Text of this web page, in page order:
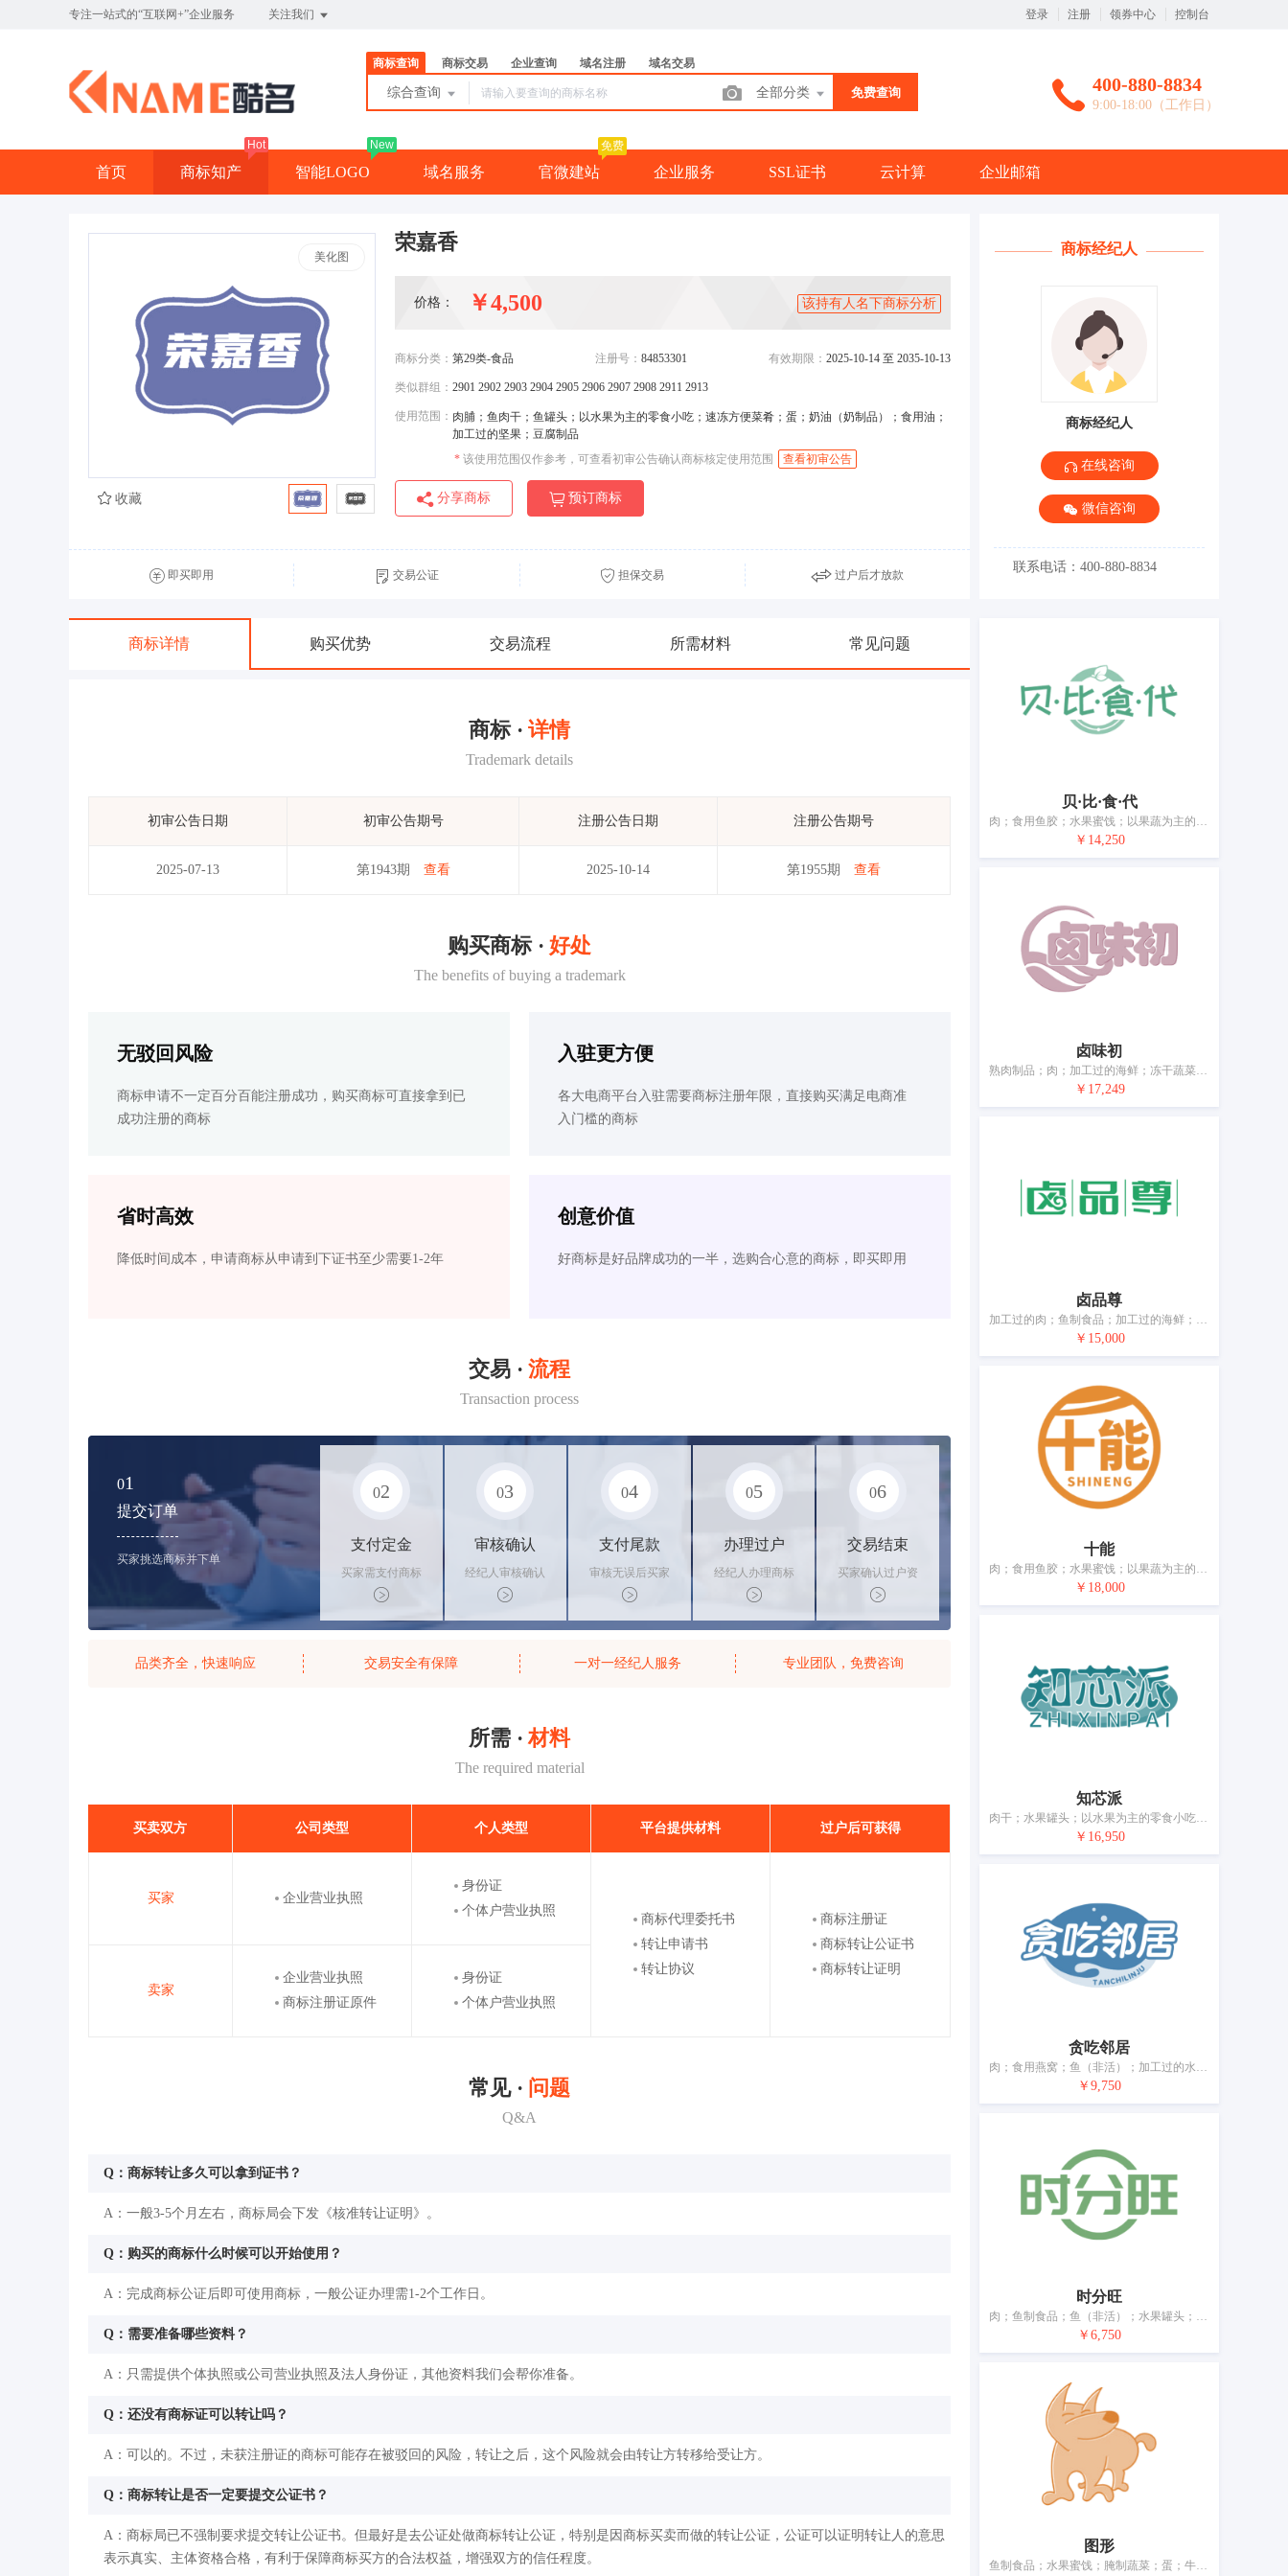
专注一站式的“互联网+”企业服务 关注我们 登录 注册 领券中心 控制台
商标查询 商标交易 企业查询 域名注册 域名交易
综合查询 全部分类 免费查询 400-880-8834
9:00-18:00（工作日）
首页 商标知产
Hot
智能LOGO
New
域名服务 官微建站
免费
企业服务 SSL证书 云计算 企业邮箱
美化图
荣嘉香
价格： ￥4,500 该持有人名下商标分析
商标分类： 第29类-食品 注册号： 84853301 有效期限： 2025-10-14 至 2035-10-13
类似群组： 2901 2902 2903 2904 2905 2906 2907 2908 2911 2913
使用范围： 肉脯；鱼肉干；鱼罐头；以水果为主的零食小吃；速冻方便菜肴；蛋；奶油（奶制品）；食用油；
加工过的坚果；豆腐制品
* 该使用范围仅作参考，可查看初审公告确认商标核定使用范围 查看初审公告
分享商标 预订商标
收藏
即买即用 交易公证 担保交易 过户后才放款
商标详情 购买优势 交易流程 所需材料 常见问题
商标 · 详情
Trademark details
初审公告日期 初审公告期号 注册公告日期 注册公告期号
2025-07-13 第1943期 查看 2025-10-14 第1955期 查看
购买商标 · 好处
The benefits of buying a trademark
无驳回风险
商标申请不一定百分百能注册成功，购买商标可直接拿到已
成功注册的商标
入驻更方便
各大电商平台入驻需要商标注册年限，直接购买满足电商准
入门槛的商标
省时高效
降低时间成本，申请商标从申请到下证书至少需要1-2年
创意价值
好商标是好品牌成功的一半，选购合心意的商标，即买即用
交易 · 流程
Transaction process
01
提交订单
买家挑选商标并下单
02
支付定金
买家需支付商标
标价的10%的购
买订金
03
审核确认
经纪人审核确认
商标状态
04
支付尾款
审核无误后买家
支付尾款，卖家
办理相关手续
05
办理过户
经纪人办理商标
转让手续，交付
相关证书
06
交易结束
买家确认过户资
料后，平台解冻
资金支付卖家
品类齐全，快速响应 交易安全有保障 一对一经纪人服务 专业团队，免费咨询
所需 · 材料
The required material
买卖双方 公司类型 个人类型 平台提供材料 过户后可获得
买家 企业营业执照
身份证
个体户营业执照
商标代理委托书
转让申请书
转让协议
商标注册证
商标转让公证书
商标转让证明
卖家
企业营业执照
商标注册证原件
身份证
个体户营业执照
常见 · 问题
Q&A
Q：商标转让多久可以拿到证书？
A：一般3-5个月左右，商标局会下发《核准转让证明》。
Q：购买的商标什么时候可以开始使用？
A：完成商标公证后即可使用商标，一般公证办理需1-2个工作日。
Q：需要准备哪些资料？
A：只需提供个体执照或公司营业执照及法人身份证，其他资料我们会帮你准备。
Q：还没有商标证可以转让吗？
A：可以的。不过，未获注册证的商标可能存在被驳回的风险，转让之后，这个风险就会由转让方转移给受让方。
Q：商标转让是否一定要提交公证书？
A：商标局已不强制要求提交转让公证书。但最好是去公证处做商标转让公证，特别是因商标买卖而做的转让公证，公证可以证明转让人的意思
表示真实、主体资格合格，有利于保障商标买方的合法权益，增强双方的信任程度。
商标经纪人
商标经纪人
在线咨询
微信咨询
联系电话：400-880-8834
贝·比·食·代
肉；食用鱼胶；水果蜜饯；以果蔬为主的零食小吃；腌制蔬菜；酸奶；食用油；加工过的坚果；干食用菌；豆腐制品
￥14,250
卤味初
熟肉制品；肉；加工过的海鲜；冻干蔬菜；蛋；牛奶；食用油；加工过的坚果；干食用菌；豆腐制品
￥17,249
卤品尊
加工过的肉；鱼制食品；加工过的海鲜；以果蔬为主的零食小吃；腌制蔬菜；蛋；食用油；加工过的坚果；干食用菌；豆腐制品
￥15,000
十能
肉；食用鱼胶；水果蜜饯；以果蔬为主的零食小吃；腌制蔬菜；酸奶；食用油；加工过的坚果；干食用菌；豆腐制品
￥18,000
知芯派
肉干；水果罐头；以水果为主的零食小吃；冷冻水果；果酱；水果蜜饯；番茄酱；奶制品；食用油；加工过的坚果
￥16,950
贪吃邻居
肉；食用燕窝；鱼（非活）；加工过的水果；腌制蔬菜；奶制品；食用油；加工过的坚果；干食用菌；豆腐制品
￥9,750
时分旺
肉；鱼制食品；鱼（非活）；水果罐头；腌制蔬菜；奶；食用油；加工过的坚果；干食用菌；豆腐
￥6,750
图形
鱼制食品；水果蜜饯；腌制蔬菜；蛋；牛奶；食品用果冻；加工过的坚果；豆腐制品